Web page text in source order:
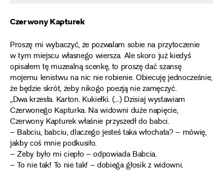
Czerwony Kapturek
Proszę mi wybaczyć, że pozwalam sobie na przytoczenie
w tym miejscu własnego wiersza. Ale skoro już kiedyś
opisałem tę muzealną scenkę, to proszę dać szansę
mojemu lenistwu na nic nie robienie. Obiecuję jednocześnie,
że będzie skrót, żeby nikogo poezją nie zamęczyć.
„Dwa krzesła. Karton. Kukiełki. (…) Dzisiaj wystawiam
Czerwonego Kapturka. Na widowni duże napięcie,
Czerwony Kapturek właśnie przyszedł do babci.
– Babciu, babciu, dlaczego jesteś taka włochata? – mówię,
jakby coś mnie podkusiło.
– Żeby było mi ciepło – odpowiada Babcia.
– To nie tak! To nie tak! – dobiega głosik z widowni.